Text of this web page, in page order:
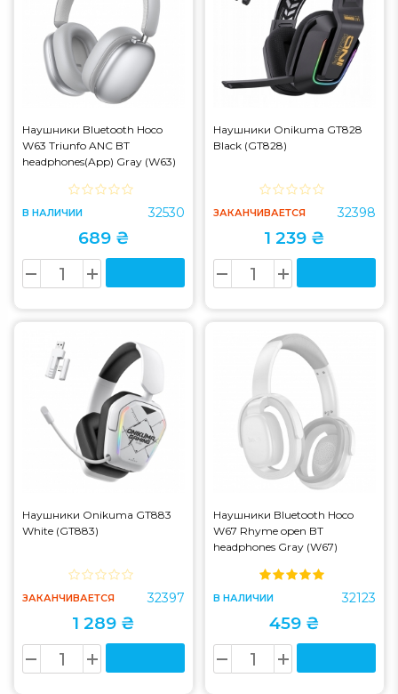
Наушники Bluetooth Hoco
W63 Triunfo ANC BT
headphones(App) Gray (W63)
В НАЛИЧИИ 32530
689 ₴
Наушники Onikuma GT828
Black (GT828)
ЗАКАНЧИВАЕТСЯ 32398
1 239 ₴
Наушники Onikuma GT883
White (GT883)
ЗАКАНЧИВАЕТСЯ 32397
1 289 ₴
Наушники Bluetooth Hoco
W67 Rhyme open BT
headphones Gray (W67)
В НАЛИЧИИ 32123
459 ₴